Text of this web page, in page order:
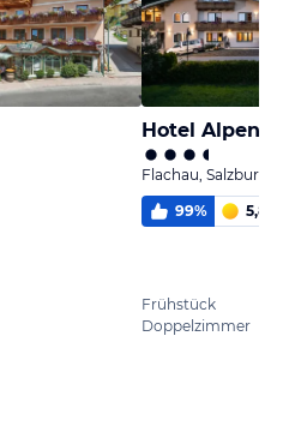
Hotel
Flachau,
99% 5,8
Frühstück
Doppelzimmer